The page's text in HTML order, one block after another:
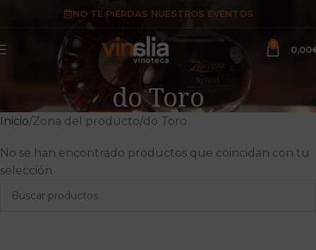
NO TE PIERDAS NUESTROS EVENTOS
0 0,00
do Toro
Inicio Zona del producto do Toro
No se han encontrado productos que coincidan con tu
selección.